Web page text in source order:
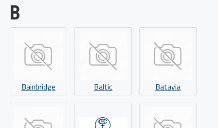
B
Bainbridge Baltic Batavia